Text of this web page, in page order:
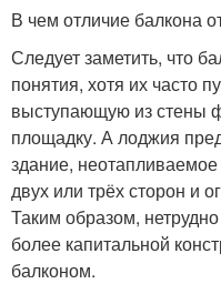
В чем отличие балкона
Следует заметить, что
понятия, хотя их часто
выступающую из стены
площадку. А лоджия
здание,
двух или трёх сторон и
Таким образом,
более капитальной
балконом.